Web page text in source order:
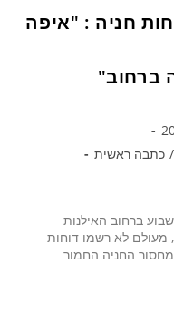
חניה : "איפה
ברחוב"
/ כתבה ראשית
על סך 370 שקלים השבוע ברחוב האילנות
לא רשמו דוחות
החניה החמור